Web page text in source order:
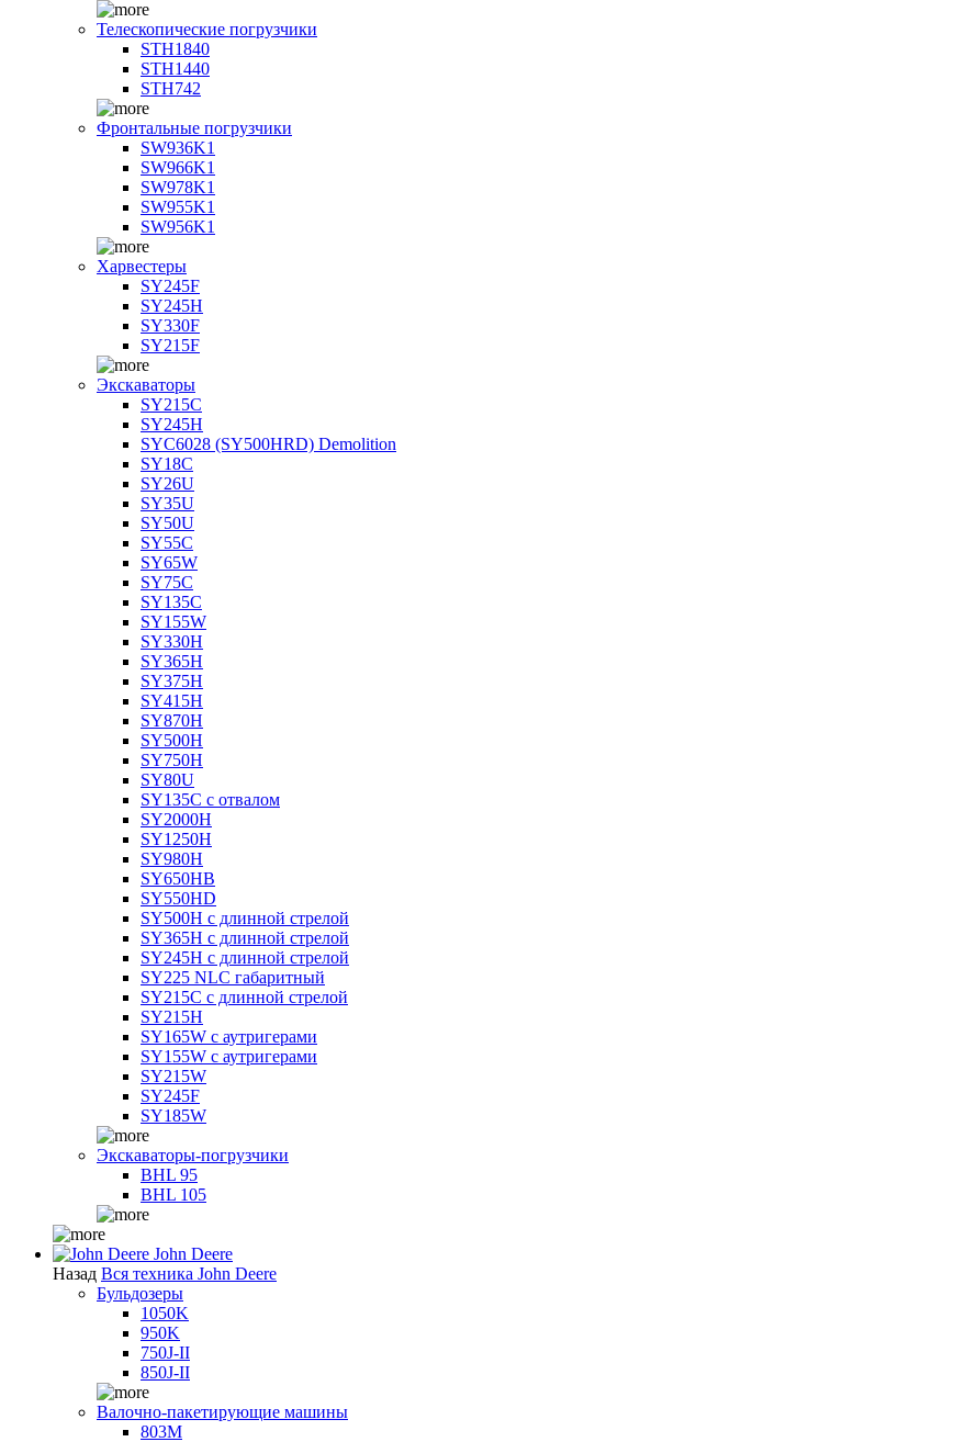
Телескопические погрузчики
STH1840
STH1440
STH742
Фронтальные погрузчики
SW936K1
SW966K1
SW978K1
SW955K1
SW956K1
Харвестеры
SY245F
SY245H
SY330F
SY215F
Экскаваторы
SY215C
SY245H
SYC6028 (SY500HRD) Demolition
SY18C
SY26U
SY35U
SY50U
SY55C
SY65W
SY75C
SY135C
SY155W
SY330H
SY365H
SY375H
SY415H
SY870H
SY500H
SY750H
SY80U
SY135C с отвалом
SY2000H
SY1250H
SY980H
SY650HB
SY550HD
SY500H с длинной стрелой
SY365H с длинной стрелой
SY245H с длинной стрелой
SY225 NLC габаритный
SY215C с длинной стрелой
SY215H
SY165W с аутригерами
SY155W с аутригерами
SY215W
SY245F
SY185W
Экскаваторы-погрузчики
BHL 95
BHL 105
John Deere
Назад Вся техника John Deere
Бульдозеры
1050K
950K
750J-II
850J-II
Валочно-пакетирующие машины
803M